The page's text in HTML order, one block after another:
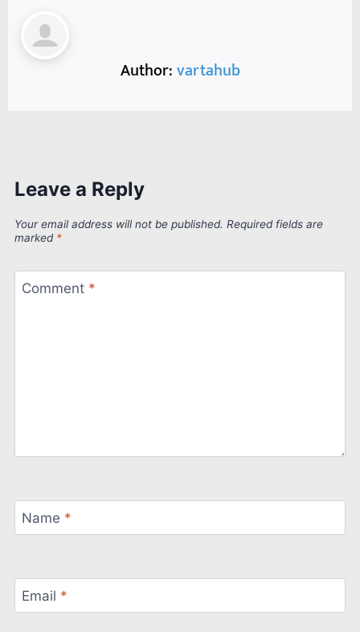
Author:vartahub
Leave a Reply
Your email address will not be published. Required fields are
marked *
Comment *
Name *
Email *